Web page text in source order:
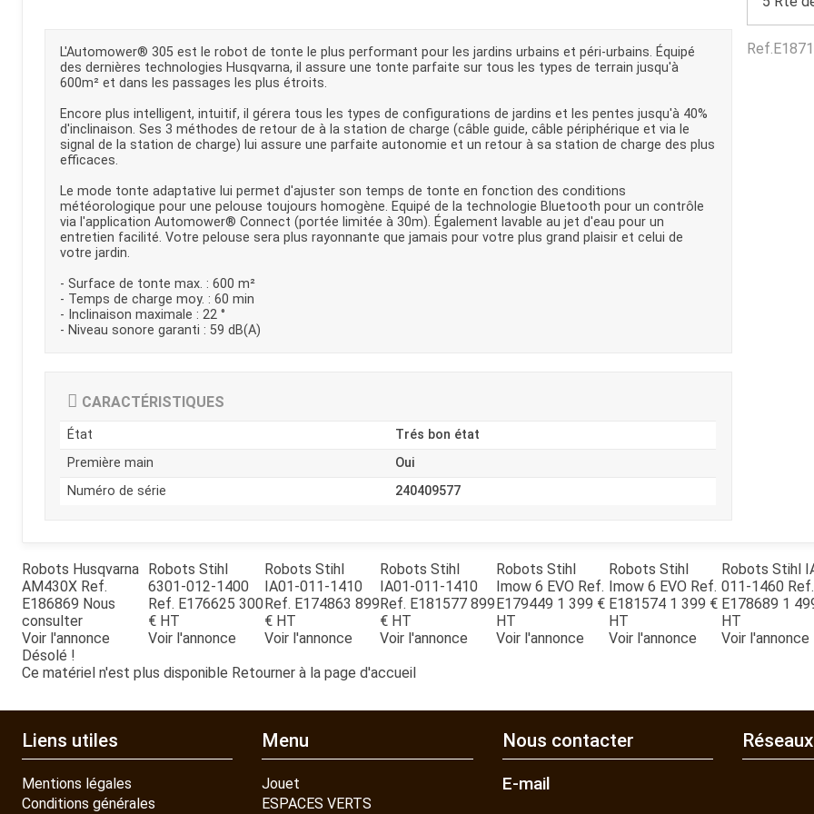
Remorque bagagere
Tronçonneuse
Bineuse
L'Automower® 305 est le robot de tonte le plus performant pour les jardins urbains et péri-urbains. Équipé
des dernières technologies Husqvarna, il assure une tonte parfaite sur tous les types de terrain jusqu'à
600m² et dans les passages les plus étroits.
Encore plus intelligent, intuitif, il gérera tous les types de configurations de jardins et les pentes jusqu'à 40%
d'inclinaison. Ses 3 méthodes de retour de à la station de charge (câble guide, câble périphérique et via le
signal de la station de charge) lui assure une parfaite autonomie et un retour à sa station de charge des plus
efficaces.
Le mode tonte adaptative lui permet d'ajuster son temps de tonte en fonction des conditions
météorologique pour une pelouse toujours homogène. Equipé de la technologie Bluetooth pour un contrôle
via l'application Automower® Connect (portée limitée à 30m). Également lavable au jet d'eau pour un
entretien facilité. Votre pelouse sera plus rayonnante que jamais pour votre plus grand plaisir et celui de
votre jardin.
- Surface de tonte max. : 600 m²
- Temps de charge moy. : 60 min
- Inclinaison maximale : 22 °
- Niveau sonore garanti : 59 dB(A)
CARACTÉRISTIQUES
État
Trés bon état
Première main
Oui
Numéro de série
240409577
Ref.
Robots Husqvarna
AM430X Ref.
E186869 Nous
consulter
Voir l'annonce
Robots Stihl
6301-012-1400
Ref. E176625300
€ HT
Voir l'annonce
Robots Stihl
IA01-011-1410
Ref. E174863899
€ HT
Voir l'annonce
Robots Stihl
IA01-011-1410
Ref. E181577899
€ HT
Voir l'annonce
Robots Stihl
Imow 6 EVO Ref.
E179449 1 399 €
HT
Voir l'annonce
Robots Stihl
Imow 6 EVO Ref.
E181574 1 399 €
HT
Voir l'annonce
Robots Stihl
011-1460 Ref.
E178689 1
HT
Voir l'annonce
Désolé !
Ce matériel n'est plus disponible Retourner à la page d'accueil
Liens utiles
Mentions légales
Conditions générales
Menu
Jouet
ESPACES VERTS
Nous contacter
E-mail